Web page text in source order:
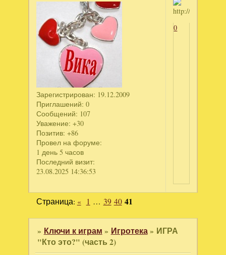
Зарегистрирован: 19.12.2009
Приглашений: 0
Сообщений: 107
Уважение: +30
Позитив: +86
Провел на форуме:
1 день 5 часов
Последний визит:
23.08.2025 14:36:53
0
Страница: « 1 … 39 40 41
» Ключи к играм » Игротека» ИГРА
"Кто это?" (часть 2)